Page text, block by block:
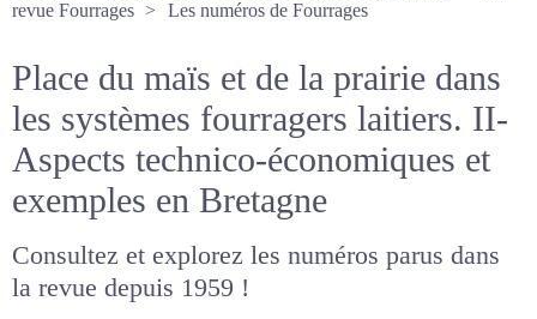
La revue Fourrages
Les numéros de Fourrages
Place du maïs et de la prairie
dans les systèmes fourragers
laitiers. II-Aspects technico-
économiques et exemples en
Bretagne
Consultez et explorez les numéros parus dans